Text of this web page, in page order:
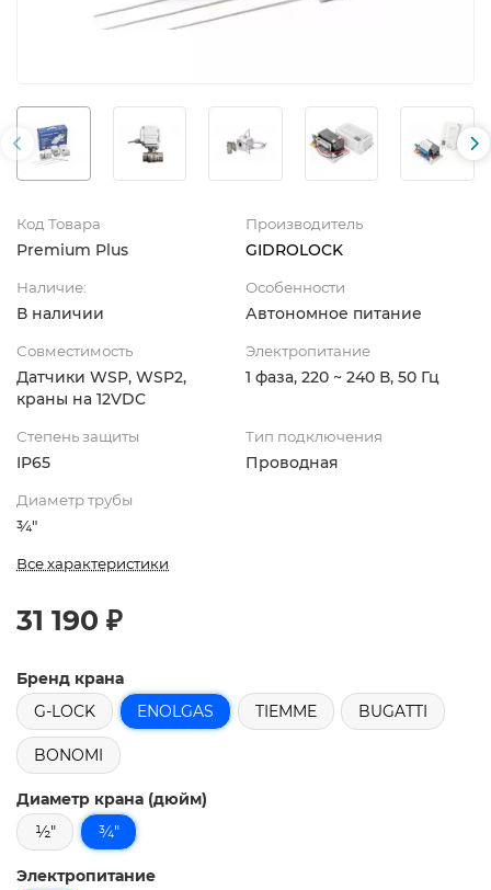
Код Товара
Premium Plus
Производитель
GIDROLOCK
Наличие:
В наличии
Особенности
Автономное питание
Совместимость
Датчики WSP, WSP2,
краны на 12VDC
Электропитание
1 фаза, 220 ~ 240 В, 50 Гц
Степень защиты
IP65
Тип подключения
Проводная
Диаметр трубы
¾"
Все характеристики
31 190 ₽
Бренд крана
G-LOCK
ENOLGAS TIEMME BUGATTI
BONOMI
Диаметр крана (дюйм)
½"
¾"
Электропитание